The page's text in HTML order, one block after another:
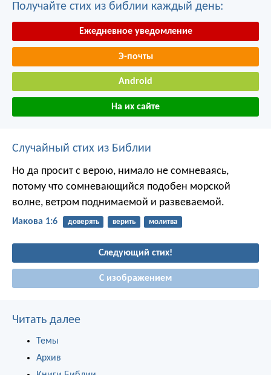
Получайте стих из библии каждый день:
Ежедневное уведомление
Э-почты
Android
На их сайте
Случайный стих из Библии
Но да просит с верою, нимало не сомневаясь,
потому что сомневающийся подобен морской
волне, ветром поднимаемой и развеваемой.
Иакова 1:6 доверять верить молитва
Следующий стих!
С изображением
Читать далее
Темы
Архив